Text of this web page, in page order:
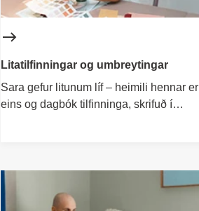
Litatilfinningar og umbreytingar
Sara gefur litunum líf – heimili hennar er
eins og dagbók tilfinninga, skrifuð í